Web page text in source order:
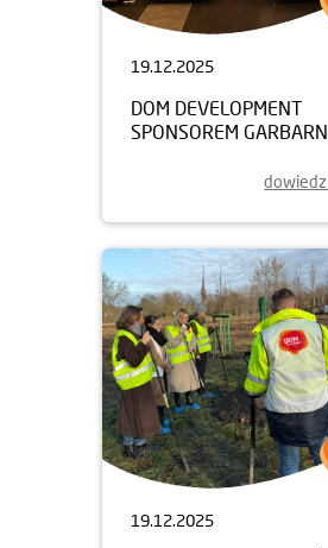
19.12.2025
DOM DEVELOPMENT
SPONSOREM
19.12.2025